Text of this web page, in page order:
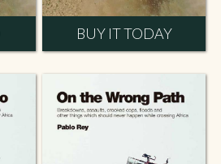
BUY IT TODAY